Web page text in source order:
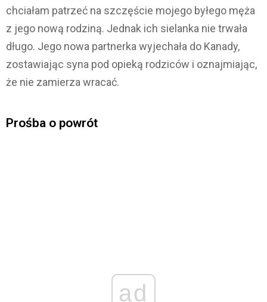
chciałam patrzeć na szczęście mojego byłego męża
z jego nową rodziną. Jednak ich sielanka nie trwała
długo. Jego nowa partnerka wyjechała do Kanady,
zostawiając syna pod opieką rodziców i oznajmiając,
że nie zamierza wracać.
Prośba o powrót
ad